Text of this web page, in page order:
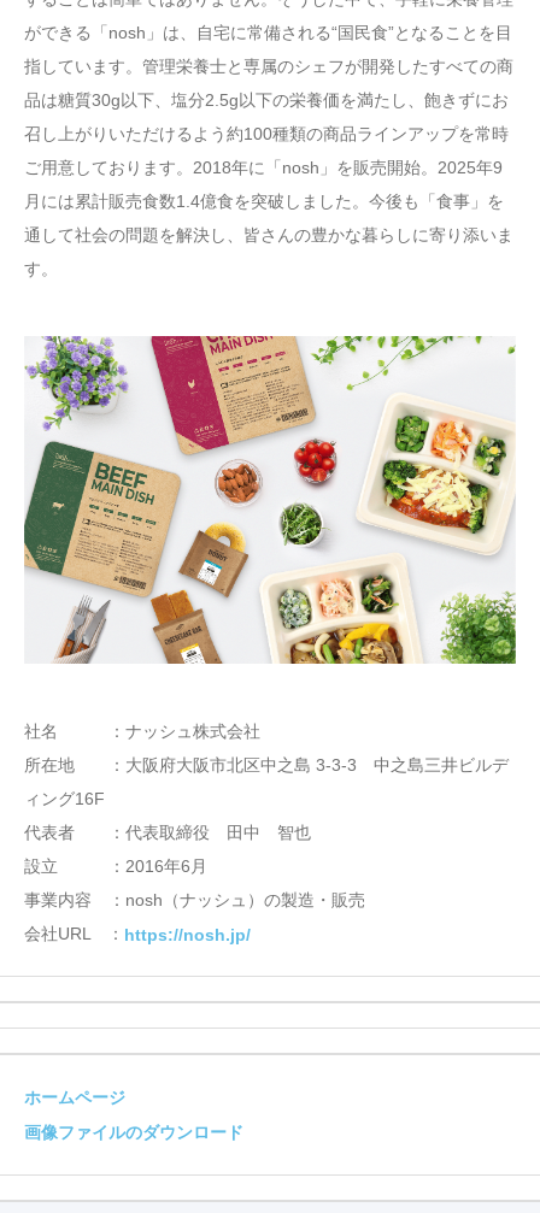
ができる「nosh」は、自宅に常備される“国民食”となることを目
指しています。管理栄養士と専属のシェフが開発したすべての商
品は糖質30g以下、塩分2.5g以下の栄養価を満たし、飽きずにお
召し上がりいただけるよう約100種類の商品ラインアップを常時
ご用意しております。2018年に「nosh」を販売開始。2025年9
月には累計販売食数1.4億食を突破しました。今後も「食事」を
通して社会の問題を解決し、皆さんの豊かな暮らしに寄り添いま
す。
社名 ：ナッシュ株式会社
所在地 ：大阪府大阪市北区中之島 3-3-3 中之島三井ビルデ
ィング16F
代表者 ：代表取締役 田中 智也
設立 ：2016年6月
事業内容 ：nosh（ナッシュ）の製造・販売
会社URL ： https://nosh.jp/
ホームページ
画像ファイルのダウンロード